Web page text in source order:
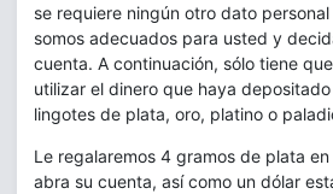
se requiere ningún otro dato
somos adecuados para usted y
cuenta. A continuación, sólo tiene
utilizar el dinero que haya
lingotes de plata, oro, platino o
Le regalaremos 4 gramos de plata
abra su cuenta, así como un dólar